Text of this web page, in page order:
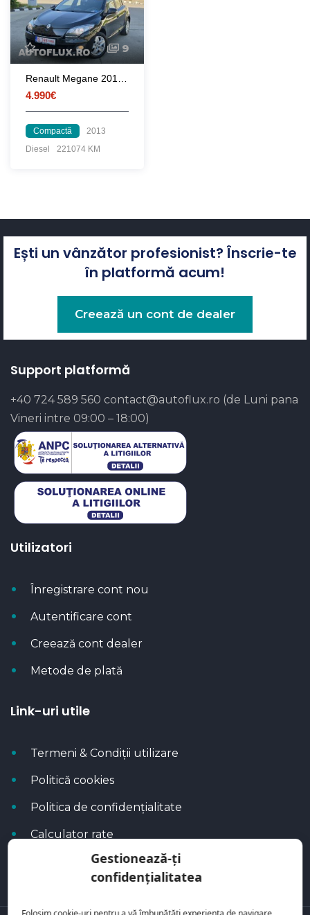
Gestionează-ți
confidențialitatea
9
Renault Megane 2013 1.5 dCi 90 CP euro 5
4.990€
Compactă
2013
Diesel
221074 KM
Ești un vânzător profesionist? Înscrie-te
în platformă acum!
Creează un cont de dealer
Support platformă
+40 724 589 560 contact@autoflux.ro (de Luni pana
Vineri intre 09:00 – 18:00)
Utilizatori
Înregistrare cont nou
Autentificare cont
Creează cont dealer
Metode de plată
Link-uri utile
Termeni & Condiții utilizare
Politică cookies
Politica de confidențialitate
Calculator rate
Blog Autoflux